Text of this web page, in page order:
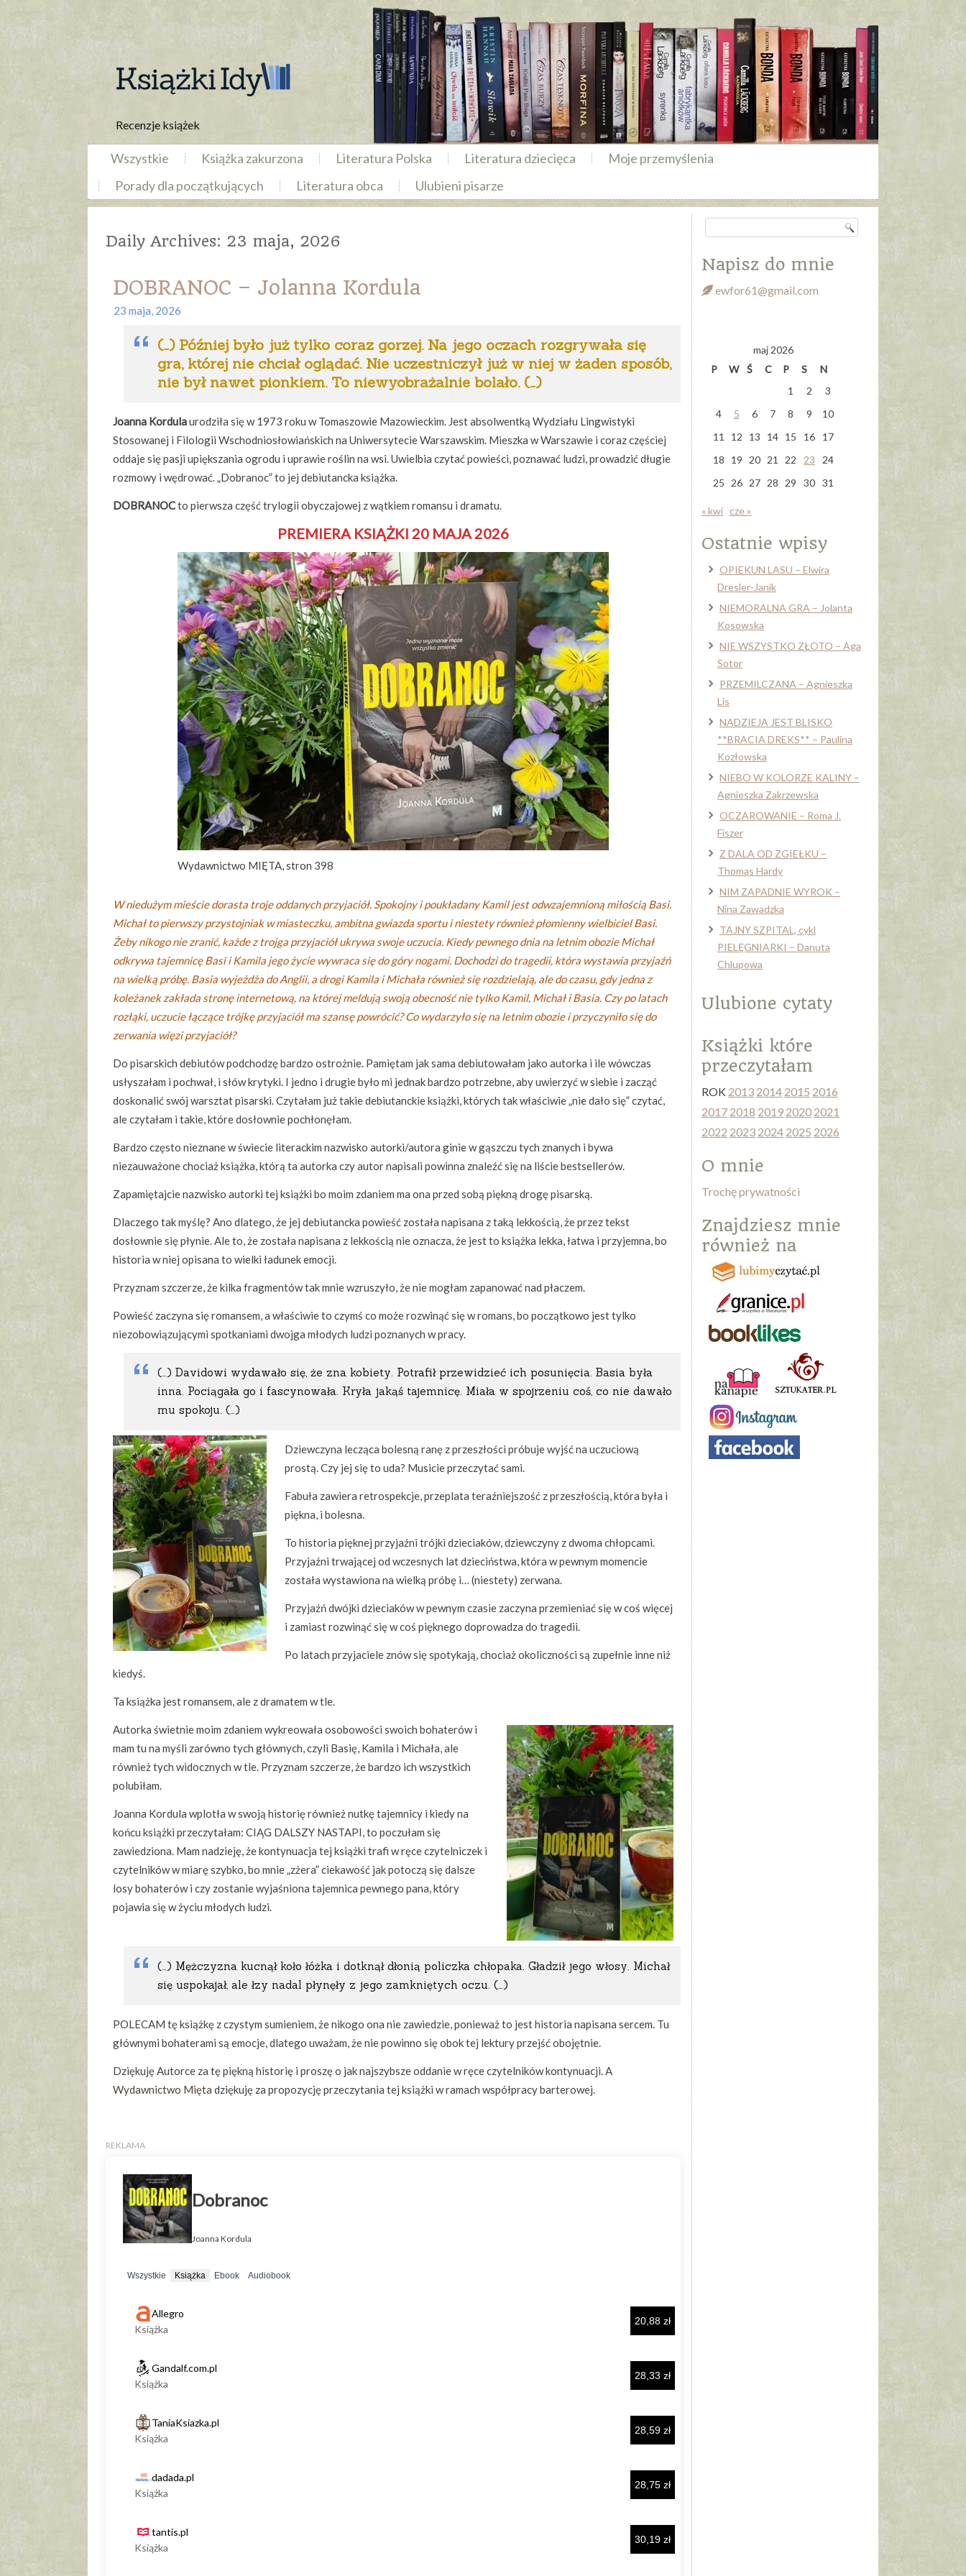
Recenzje książek
Wszystkie Książka zakurzona Literatura Polska Literatura dziecięca
Moje przemyślenia
Porady dla początkujących
Literatura obca Ulubieni pisarze
Daily Archives: 23 maja, 2026
DOBRANOC – Jolanna Kordula
23 maja, 2026
(…) Później było już tylko coraz gorzej. Na jego oczach rozgrywała się
gra, której nie chciał oglądać. Nie uczestniczył już w niej w żaden sposób,
nie był nawet pionkiem. To niewyobrażalnie bolało. (…)
Joanna Kordulaurodziła się w 1973 roku w Tomaszowie Mazowieckim. Jest absolwentką Wydziału Lingwistyki
Stosowanej i Filologii Wschodniosłowiańskich na Uniwersytecie Warszawskim. Mieszka w Warszawie i coraz częściej
oddaje się pasji upiększania ogrodu i uprawie roślin na wsi. Uwielbia czytać powieści, poznawać ludzi, prowadzić długie
rozmowy i wędrować. „Dobranoc” to jej debiutancka książka.
DOBRANOCto pierwsza część trylogii obyczajowej z wątkiem romansu i dramatu.
PREMIERA KSIĄŻKI 20 MAJA 2026
Wydawnictwo MIĘTA, stron 398
W niedużym mieście dorasta troje oddanych przyjaciół. Spokojny i poukładany Kamil jest odwzajemnioną miłością Basi.
Michał to pierwszy przystojniak w miasteczku, ambitna gwiazda sportu i niestety również płomienny wielbiciel Basi.
Żeby nikogo nie zranić, każde z trojga przyjaciół ukrywa swoje uczucia. Kiedy pewnego dnia na letnim obozie Michał
odkrywa tajemnicę Basi i Kamila jego życie wywraca się do góry nogami. Dochodzi do tragedii, która wystawia przyjaźń
na wielką próbę. Basia wyjeżdża do Anglii, a drogi Kamila i Michała również się rozdzielają, ale do czasu, gdy jedna z
koleżanek zakłada stronę internetową, na której meldują swoją obecność nie tylko Kamil, Michał i Basia. Czy po latach
rozłąki, uczucie łączące trójkę przyjaciół ma szansę powrócić? Co wydarzyło się na letnim obozie i przyczyniło się do
zerwania więzi przyjaciół?
Do pisarskich debiutów podchodzę bardzo ostrożnie. Pamiętam jak sama debiutowałam jako autorka i ile wówczas
usłyszałam i pochwał, i słów krytyki. I jedno i drugie było mi jednak bardzo potrzebne, aby uwierzyć w siebie i zacząć
doskonalić swój warsztat pisarski. Czytałam już takie debiutanckie książki, których tak właściwie „nie dało się” czytać,
ale czytałam i takie, które dosłownie pochłonęłam.
Bardzo często nieznane w świecie literackim nazwisko autorki/autora ginie w gąszczu tych znanych i bywa
niezauważone chociaż książka, którą ta autorka czy autor napisali powinna znaleźć się na liście bestsellerów.
Zapamiętajcie nazwisko autorki tej książki bo moim zdaniem ma ona przed sobą piękną drogę pisarską.
Dlaczego tak myślę? Ano dlatego, że jej debiutancka powieść została napisana z taką lekkością, że przez tekst
dosłownie się płynie. Ale to, że została napisana z lekkością nie oznacza, że jest to książka lekka, łatwa i przyjemna, bo
historia w niej opisana to wielki ładunek emocji.
Przyznam szczerze, że kilka fragmentów tak mnie wzruszyło, że nie mogłam zapanować nad płaczem.
Powieść zaczyna się romansem, a właściwie to czymś co może rozwinąć się w romans, bo początkowo jest tylko
niezobowiązującymi spotkaniami dwojga młodych ludzi poznanych w pracy.
(…) Davidowi wydawało się, że zna kobiety. Potrafił przewidzieć ich posunięcia. Basia była
inna. Pociągała go i fascynowała. Kryła jakąś tajemnicę. Miała w spojrzeniu coś, co nie dawało
mu spokoju. (…)
Dziewczyna lecząca bolesną ranę z przeszłości próbuje wyjść na uczuciową
prostą. Czy jej się to uda? Musicie przeczytać sami.
Fabuła zawiera retrospekcje, przeplata teraźniejszość z przeszłością, która była i
piękna, i bolesna.
To historia pięknej przyjaźni trójki dzieciaków, dziewczyny z dwoma chłopcami.
Przyjaźni trwającej od wczesnych lat dzieciństwa, która w pewnym momencie
została wystawiona na wielką próbę i… (niestety) zerwana.
Przyjaźń dwójki dzieciaków w pewnym czasie zaczyna przemieniać się w coś więcej
i zamiast rozwinąć się w coś pięknego doprowadza do tragedii.
Po latach przyjaciele znów się spotykają, chociaż okoliczności są zupełnie inne niż
kiedyś.
Ta książka jest romansem, ale z dramatem w tle.
Autorka świetnie moim zdaniem wykreowała osobowości swoich bohaterów i
mam tu na myśli zarówno tych głównych, czyli Basię, Kamila i Michała, ale
również tych widocznych w tle. Przyznam szczerze, że bardzo ich wszystkich
polubiłam.
Joanna Kordula wplotła w swoją historię również nutkę tajemnicy i kiedy na
końcu książki przeczytałam: CIĄG DALSZY NASTAPI, to poczułam się
zawiedziona. Mam nadzieję, że kontynuacja tej książki trafi w ręce czytelniczek i
czytelników w miarę szybko, bo mnie „zżera” ciekawość jak potoczą się dalsze
losy bohaterów i czy zostanie wyjaśniona tajemnica pewnego pana, który
pojawia się w życiu młodych ludzi.
(…) Mężczyzna kucnął koło łóżka i dotknął dłonią policzka chłopaka. Gładził jego włosy. Michał
się uspokajał, ale łzy nadal płynęły z jego zamkniętych oczu. (…)
POLECAM tę książkę z czystym sumieniem, że nikogo ona nie zawiedzie, ponieważ to jest historia napisana sercem. Tu
głównymi bohaterami są emocje, dlatego uważam, że nie powinno się obok tej lektury przejść obojętnie.
Dziękuję Autorce za tę piękną historię i proszę o jak najszybsze oddanie w ręce czytelników kontynuacji. A
Wydawnictwo Mięta dziękuję za propozycję przeczytania tej książki w ramach współpracy barterowej.
Napisz do mnie
ewfor61@gmail.com
maj 2026
P
W Ś C P S
N
1
2
3
4
5 6 7 8 9
10
11
12 13 14 15 16
17
18
19 20 21 22 23
24
25
26 27 28 29 30 31
« kwi cze »
Ostatnie wpisy
OPIEKUN LASU – Elwira
Dresler-Janik
NIEMORALNA GRA – Jolanta
Kosowska
NIE WSZYSTKO ZŁOTO – Aga
Sotor
PRZEMILCZANA – Agnieszka
Lis
NADZIEJA JEST BLISKO
**BRACIA DREKS** – Paulina
Kozłowska
NIEBO W KOLORZE KALINY –
Agnieszka Zakrzewska
OCZAROWANIE – Roma J.
Fiszer
Z DALA OD ZGIEŁKU –
Thomas Hardy
NIM ZAPADNIE WYROK –
Nina Zawadzka
TAJNY SZPITAL, cykl
PIELĘGNIARKI – Danuta
Chlupowa
Ulubione cytaty
Książki które
przeczytałam
ROK 2013 2014 2015 2016
2017 2018 2019 2020 2021
2022 2023 2024 2025 2026
O mnie
Trochę prywatności
Znajdziesz mnie
również na